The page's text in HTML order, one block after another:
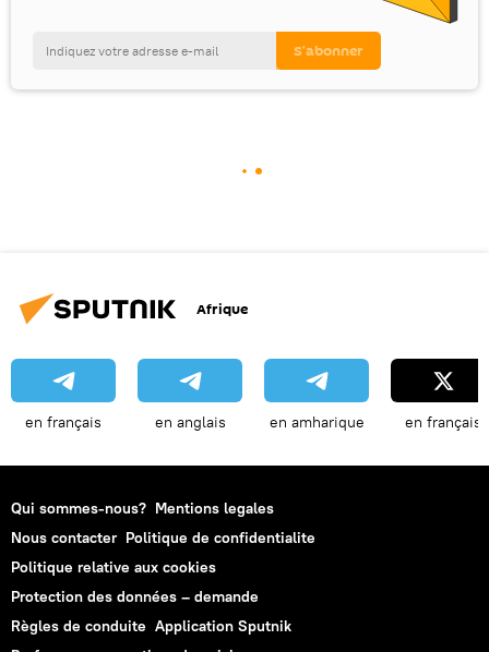
Afrique
en français en anglais en amharique en français
Qui sommes-nous? Mentions legales
Nous contacter Politique de confidentialite
Politique relative aux cookies
Protection des données – demande
Règles de conduite Application Sputnik